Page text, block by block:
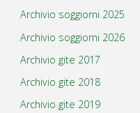
Archivio soggiorni 2025
Archivio soggiorni 2026
Archivio gite 2017
Archivio gite 2018
Archivio gite 2019